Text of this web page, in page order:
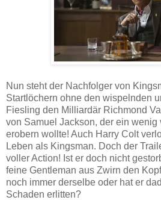
Nun steht der Nachfolger von
Startlöchern ohne den wispelnden
Fiesling den Milliardär Richmond
von Samuel Jackson, der ein wenig
erobern wollte! Auch Harry Colt
Leben als Kingsman. Doch der
voller Action! Ist er doch nicht
feine Gentleman aus Zwirn den
noch immer derselbe oder hat er
Schaden erlitten?